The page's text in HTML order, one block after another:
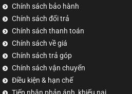
Chính sách bảo hành
Chính sách đổi trả
Chính sách thanh toán
Chính sách về giá
Chính sách trả góp
Chính sách vận chuyển
Điều kiện & hạn chế
Tiếp nhận phản ánh, khiếu nại